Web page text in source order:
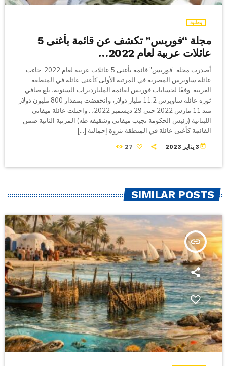
وطنية
مجلة “فوربس” تكشف عن قائمة بأغنى 5
عائلات عربية لعام 2022…
أصدرت مجلة "فوربس" قائمة بأغنى 5 عائلات عربية لعام 2022. جاءت
عائلة ساويرس المصرية في المرتبة الأولى كأغنى عائلة في المنطقة
العربية. وفقًا لحسابات فوربس لقائمة المليارديرات السنوية، بلغ صافي
ثورة عائلة ساويرس 11.2 مليار دولار، وانخفضت بمقدار 800 مليون دولار
منذ 11 مارس 2022 حتى 29 ديسمبر 2022، . واحتلت عائلة ميقاتي
اللبنانية (رئيس الحكومة نجيب ميقاتي وشقيقه طه) المرتبة الثانية ضمن
القائمة كأغنى عائلة في المنطقة بثروة إجمالية […]
today 3 يناير 2023 27
SIMILAR POSTS
insert_link